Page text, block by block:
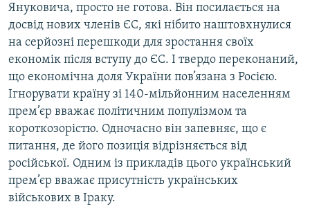
Януковича, просто не готова. Він посилається на
досвід нових членів ЄС, які нібито наштовхнулися
на серйозні перешкоди для зростання своїх
економік після вступу до ЄС. І твердо переконаний,
що економічна доля України пов’язана з Росією.
Ігнорувати країну зі 140-мільйонним населенням
прем’єр вважає політичним популізмом та
короткозорістю. Одночасно він запевняє, що є
питання, де його позиція відрізняється від
російської. Одним із прикладів цього український
прем’єр вважає присутність українських
військових в Іраку.